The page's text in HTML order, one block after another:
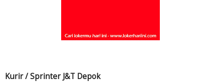
Kurir / Sprinter J&T Depok